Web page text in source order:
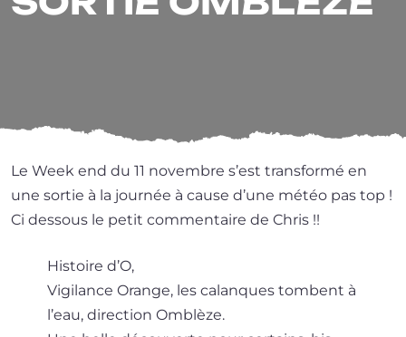
Le Week end du 11 novembre s’est trans­for­mé en
une sor­tie à la jour­née à cause d’une météo pas top !
Ci des­sous le petit com­men­taire de Chris !!
Histoire d’O,
Vigilance Orange, les calanques tombent à
l’eau, direc­tion Omblèze.